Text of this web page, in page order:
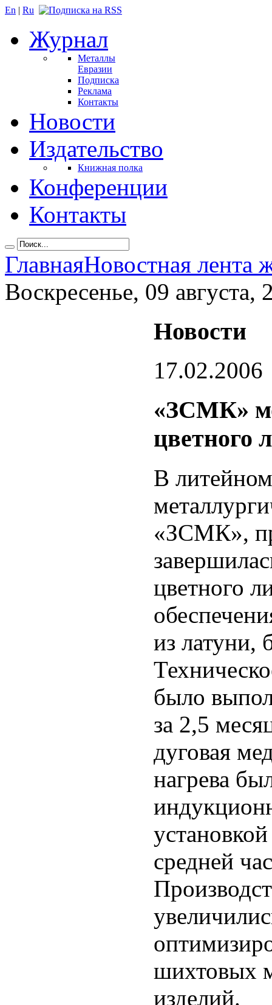
En | Ru
Журнал
Металлы
Евразии
Подписка
Реклама
Контакты
Новости
Издательство
Книжная полка
Конференции
Контакты
ГлавнаяНовостная лента
Воскресенье, 09 августа,
Новости
17.02.2006
«ЗСМК»
цветного
В
«ЗСМК»,
цветного
из латуни,
было
за 2,5
дуговая
нагрева
средней
шихтовых
изделий.